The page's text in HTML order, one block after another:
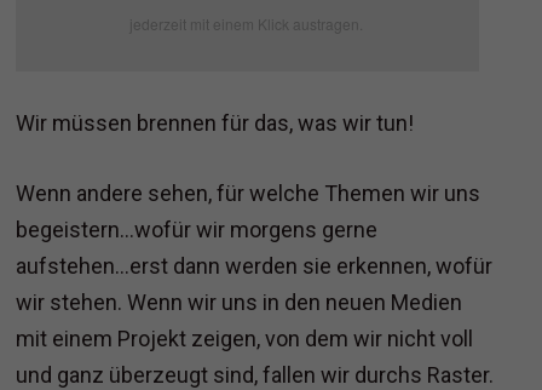
jederzeit mit einem Klick austragen.
Wir müssen brennen für das, was wir tun!
Wenn andere sehen, für welche Themen wir uns
begeistern…wofür wir morgens gerne
aufstehen…erst dann werden sie erkennen, wofür
wir stehen. Wenn wir uns in den neuen Medien
mit einem Projekt zeigen, von dem wir nicht voll
und ganz überzeugt sind, fallen wir durchs Raster.